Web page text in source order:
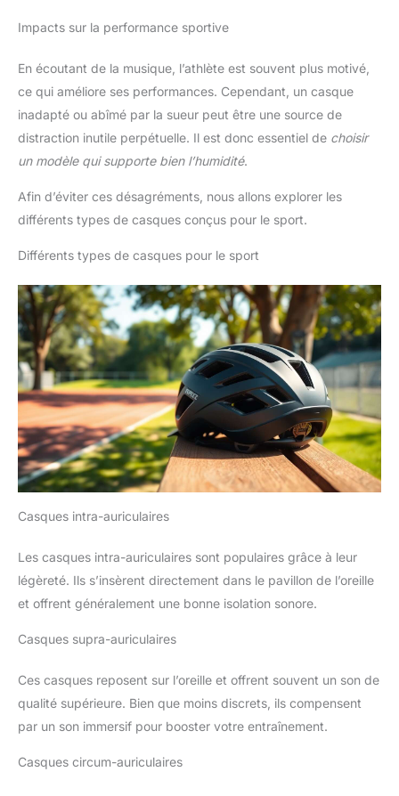
Impacts sur la performance sportive
En écoutant de la musique, l’athlète est souvent plus motivé,
ce qui améliore ses performances. Cependant, un casque
inadapté ou abîmé par la sueur peut être une source de
distraction inutile perpétuelle. Il est donc essentiel de choisir
un modèle qui supporte bien l’humidité.
Afin d’éviter ces désagréments, nous allons explorer les
différents types de casques conçus pour le sport.
Différents types de casques pour le sport
Casques intra-auriculaires
Les casques intra-auriculaires sont populaires grâce à leur
légèreté. Ils s’insèrent directement dans le pavillon de l’oreille
et offrent généralement une bonne isolation sonore.
Casques supra-auriculaires
Ces casques reposent sur l’oreille et offrent souvent un son de
qualité supérieure. Bien que moins discrets, ils compensent
par un son immersif pour booster votre entraînement.
Casques circum-auriculaires